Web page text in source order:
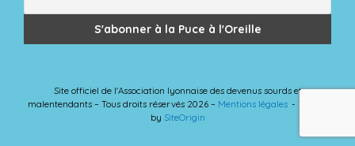
Site officiel de l'Association lyonnaise des devenus sourds et
malentendants – Tous droits réservés 2026 – Mentions légales
Theme
by SiteOrigin